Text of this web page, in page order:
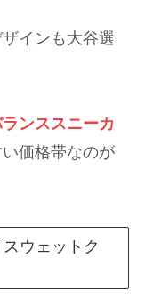
インも大谷選
ンススニーカ
価格帯なのが
ウェットク